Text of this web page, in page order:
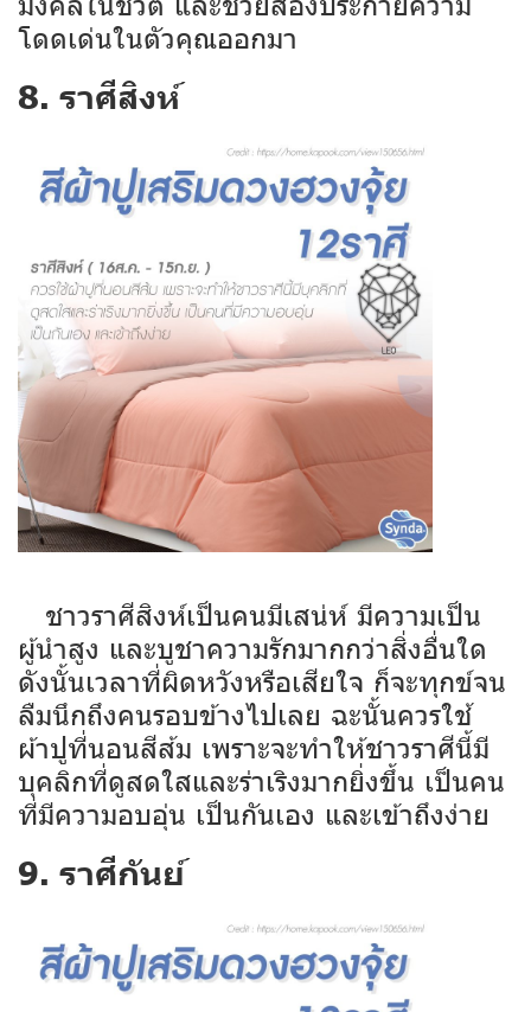
โดดเด่นในตัวคุณออกมา
8. ราศีสิงห์
ชาวราศีสิงห์เป็นคนมีเสน่ห์ มีความเป็น
ผู้นำสูง และบูชาความรักมากกว่าสิ่งอื่นใด
ดังนั้นเวลาที่ผิดหวังหรือเสียใจ ก็จะทุกข์จน
ลืมนึกถึงคนรอบข้างไปเลย ฉะนั้นควรใช้
ผ้าปูที่นอนสีส้ม เพราะจะทำให้ชาวราศีนี้มี
บุคลิกที่ดูสดใสและร่าเริงมากยิ่งขึ้น เป็นคน
ที่มีความอบอุ่น เป็นกันเอง และเข้าถึงง่าย
9. ราศีกันย์